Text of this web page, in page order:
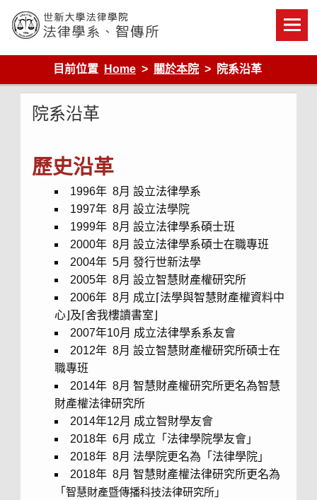
content
世新大學法律學院-法律學系-智慧財產暨科技法律研究所
目前位置
Home 關於本院 院系沿革
院系沿革
歷史沿革
1996年 8月 設立法律學系
1997年 8月 設立法學院
1999年 8月 設立法律學系碩士班
2000年 8月 設立法律學系碩士在職專班
2004年 5月 發行世新法學
2005年 8月 設立智慧財產權研究所
2006年 8月 成立⌈法學與智慧財產權資料中
心⌋及⌈舍我樓讀書室⌋
2007年10月 成立法律學系系友會
2012年 8月 設立智慧財產權研究所碩士在
職專班
2014年 8月 智慧財產權研究所更名為智慧
財產權法律研究所
2014年12月 成立智財學友會
2018年 6月 成立「法律學院學友會」
2018年 8月 法學院更名為「法律學院」
2018年 8月 智慧財產權法律研究所更名為
「 智慧財產暨傳播科技法律研究所」